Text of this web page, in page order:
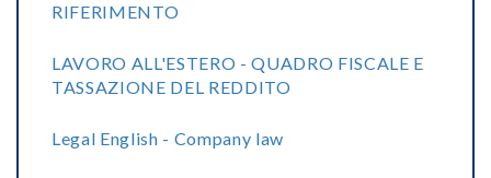
RIFERIMENTO
LAVORO ALL'ESTERO - QUADRO FISCALE E
TASSAZIONE DEL REDDITO
Legal English - Company law